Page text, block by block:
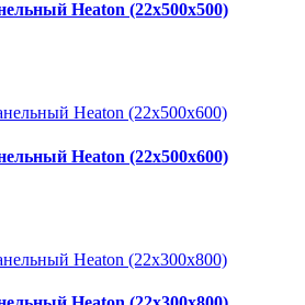
Heaton (22х500х500)
Heaton (22х500х600)